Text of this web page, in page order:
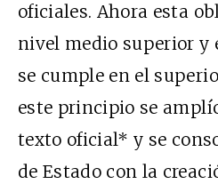
oficiales. Ahora esta
nivel medio superior y
se cumple en el
este principio se
texto oficial* y se
de Estado con la